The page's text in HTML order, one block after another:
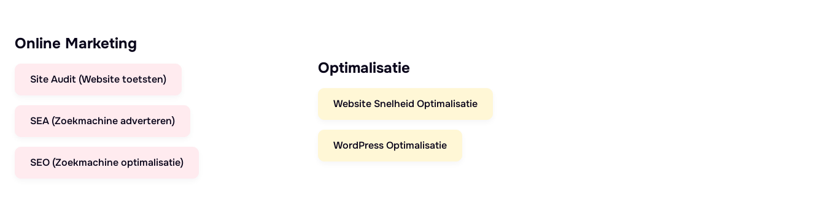
Online Marketing
Site Audit (Website toetsten)
SEA (Zoekmachine adverteren)
SEO (Zoekmachine optimalisatie)
Optimalisatie
Website Snelheid Optimalisatie
WordPress Optimalisatie